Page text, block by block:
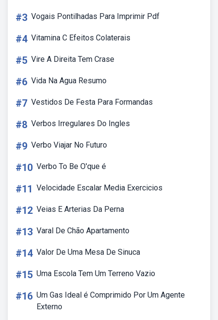
#3 Vogais Pontilhadas Para Imprimir Pdf
#4 Vitamina C Efeitos Colaterais
#5 Vire A Direita Tem Crase
#6 Vida Na Agua Resumo
#7 Vestidos De Festa Para Formandas
#8 Verbos Irregulares Do Ingles
#9 Verbo Viajar No Futuro
#10 Verbo To Be O'que é
#11 Velocidade Escalar Media Exercicios
#12 Veias E Arterias Da Perna
#13 Varal De Chão Apartamento
#14 Valor De Uma Mesa De Sinuca
#15 Uma Escola Tem Um Terreno Vazio
#16 Um Gas Ideal é Comprimido Por Um Agente
Externo